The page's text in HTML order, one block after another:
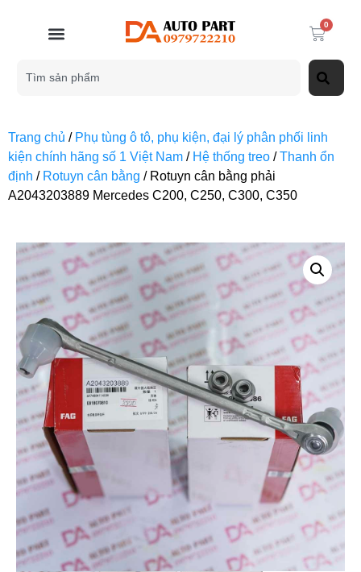
0
Trang chủ / Phụ tùng ô tô, phụ kiện, đại lý phân phối linh
kiện chính hãng số 1 Việt Nam / Hệ thống treo /Thanh ổn
định / Rotuyn cân bằng / Rotuyn cân bằng phải
A2043203889 Mercedes C200, C250, C300, C350